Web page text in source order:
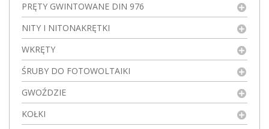
PRĘTY GWINTOWANE DIN 976
NITY I NITONAKRĘTKI
WKRĘTY
ŚRUBY DO FOTOWOLTAIKI
GWOŹDZIE
KOŁKI